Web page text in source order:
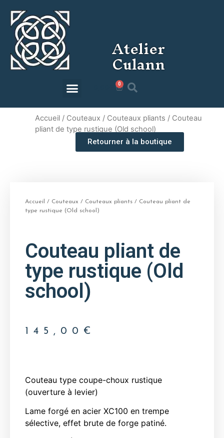
Atelier
Culann
0
Accueil / Couteaux / Couteaux pliants / Couteau
pliant de type rustique (Old school)
Retourner à la boutique
Accueil / Couteaux / Couteaux pliants / Couteau pliant de
type rustique (Old school)
Couteau pliant de
type rustique (Old
school)
145,00 €
Couteau type coupe-choux rustique
(ouverture à levier)
Lame forgé en acier XC100 en trempe
sélective, effet brute de forge patiné.